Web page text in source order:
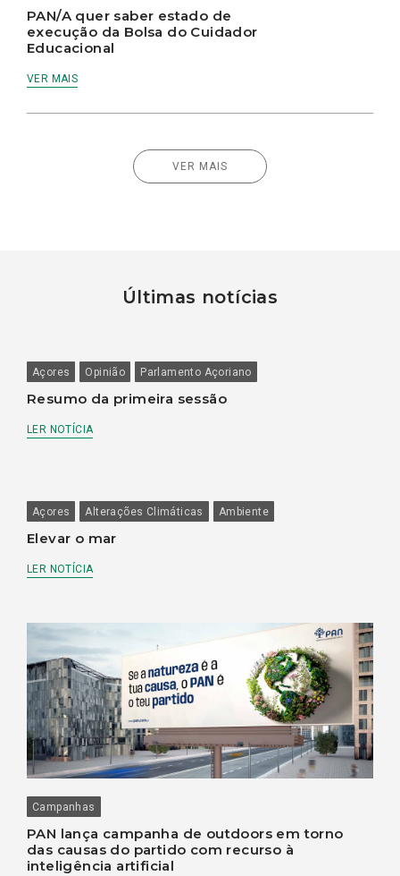
PAN/A quer saber estado de
execução da Bolsa do Cuidador
Educacional
VER MAIS
VER MAIS
Últimas notícias
Açores Opinião Parlamento Açoriano
Resumo da primeira sessão
LER NOTÍCIA
Açores Alterações Climáticas Ambiente
Elevar o mar
LER NOTÍCIA
Campanhas
PAN lança campanha de outdoors em torno
das causas do partido com recurso à
inteligência artificial